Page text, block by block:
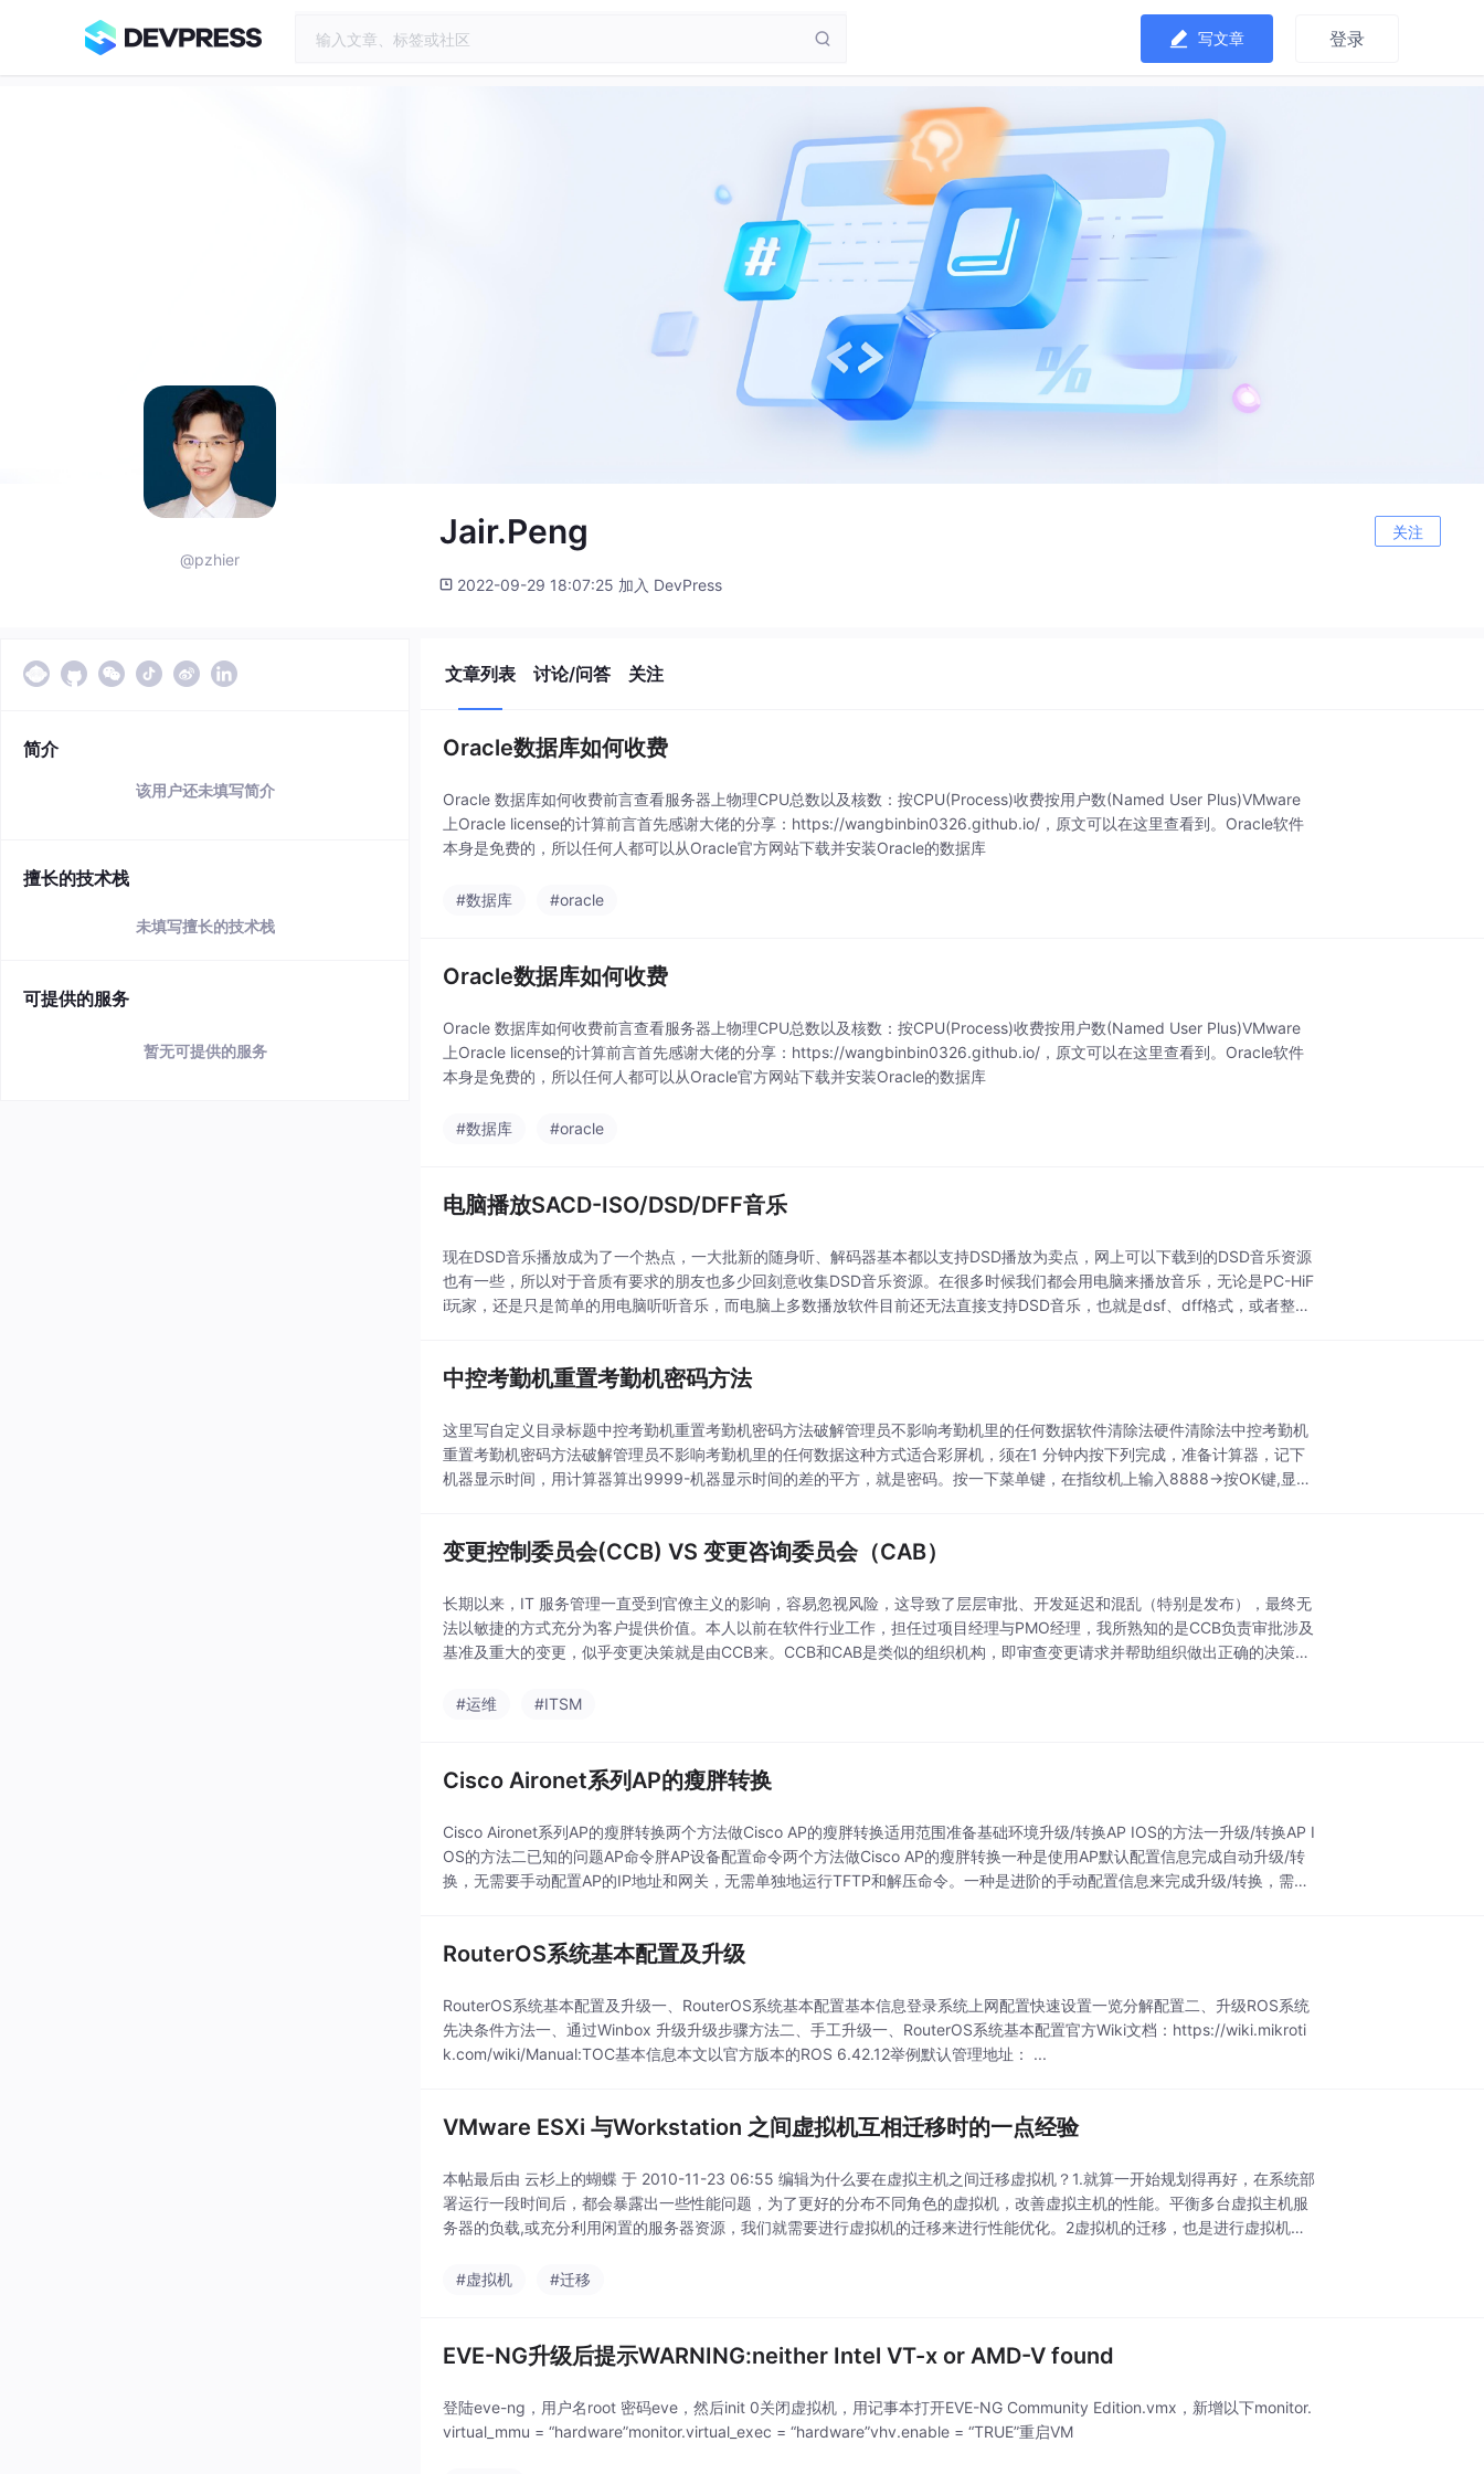
写文章 登录
@pzhier
Jair.Peng 关注
2022-09-29 18:07:25 加入 DevPress
简介
该用户还未填写简介
擅长的技术栈
未填写擅长的技术栈
可提供的服务
暂无可提供的服务
文章列表 讨论/问答 关注
Oracle数据库如何收费
Oracle 数据库如何收费前言查看服务器上物理CPU总数以及核数：按CPU(Process)收费按用户数(Named User Plus)VMware
上Oracle license的计算前言首先感谢大佬的分享：https://wangbinbin0326.github.io/，原文可以在这里查看到。Oracle软件
本身是免费的，所以任何人都可以从Oracle官方网站下载并安装Oracle的数据库
#数据库 #oracle
Oracle数据库如何收费
Oracle 数据库如何收费前言查看服务器上物理CPU总数以及核数：按CPU(Process)收费按用户数(Named User Plus)VMware
上Oracle license的计算前言首先感谢大佬的分享：https://wangbinbin0326.github.io/，原文可以在这里查看到。Oracle软件
本身是免费的，所以任何人都可以从Oracle官方网站下载并安装Oracle的数据库
#数据库 #oracle
电脑播放SACD-ISO/DSD/DFF音乐
现在DSD音乐播放成为了一个热点，一大批新的随身听、解码器基本都以支持DSD播放为卖点，网上可以下载到的DSD音乐资源
也有一些，所以对于音质有要求的朋友也多少回刻意收集DSD音乐资源。在很多时候我们都会用电脑来播放音乐，无论是PC-HiF
i玩家，还是只是简单的用电脑听听音乐，而电脑上多数播放软件目前还无法直接支持DSD音乐，也就是dsf、dff格式，或者整张
中控考勤机重置考勤机密码方法
这里写自定义目录标题中控考勤机重置考勤机密码方法破解管理员不影响考勤机里的任何数据软件清除法硬件清除法中控考勤机
重置考勤机密码方法破解管理员不影响考勤机里的任何数据这种方式适合彩屏机，须在1 分钟内按下列完成，准备计算器，记下
机器显示时间，用计算器算出9999-机器显示时间的差的平方，就是密码。按一下菜单键，在指纹机上输入8888→按OK键,显示
变更控制委员会(CCB) VS 变更咨询委员会（CAB）
长期以来，IT 服务管理一直受到官僚主义的影响，容易忽视风险，这导致了层层审批、开发延迟和混乱（特别是发布），最终无
法以敏捷的方式充分为客户提供价值。本人以前在软件行业工作，担任过项目经理与PMO经理，我所熟知的是CCB负责审批涉及
基准及重大的变更，似乎变更决策就是由CCB来。CCB和CAB是类似的组织机构，即审查变更请求并帮助组织做出正确的决策，
#运维
#ITSM
Cisco Aironet系列AP的瘦胖转换
Cisco Aironet系列AP的瘦胖转换两个方法做Cisco AP的瘦胖转换适用范围准备基础环境升级/转换AP IOS的方法一升级/转换AP I
OS的方法二已知的问题AP命令胖AP设备配置命令两个方法做Cisco AP的瘦胖转换一种是使用AP默认配置信息完成自动升级/转
换，无需要手动配置AP的IP地址和网关，无需单独地运行TFTP和解压命令。一种是进阶的手动配置信息来完成升级/转换，需
RouterOS系统基本配置及升级
RouterOS系统基本配置及升级一、RouterOS系统基本配置基本信息登录系统上网配置快速设置一览分解配置二、升级ROS系统
先决条件方法一、通过Winbox 升级升级步骤方法二、手工升级一、RouterOS系统基本配置官方Wiki文档：https://wiki.mikroti
k.com/wiki/Manual:TOC基本信息本文以官方版本的ROS 6.42.12举例默认管理地址： ...
VMware ESXi 与Workstation 之间虚拟机互相迁移时的一点经验
本帖最后由 云杉上的蝴蝶 于 2010-11-23 06:55 编辑为什么要在虚拟主机之间迁移虚拟机？1.就算一开始规划得再好，在系统部
署运行一段时间后，都会暴露出一些性能问题，为了更好的分布不同角色的虚拟机，改善虚拟主机的性能。平衡多台虚拟主机服
务器的负载,或充分利用闲置的服务器资源，我们就需要进行虚拟机的迁移来进行性能优化。2虚拟机的迁移，也是进行虚拟机备
#虚拟机
#迁移
EVE-NG升级后提示WARNING:neither Intel VT-x or AMD-V found
登陆eve-ng，用户名root 密码eve，然后init 0关闭虚拟机，用记事本打开EVE-NG Community Edition.vmx，新增以下monitor.
virtual_mmu = “hardware”monitor.virtual_exec = “hardware”vhv.enable = “TRUE”重启VM